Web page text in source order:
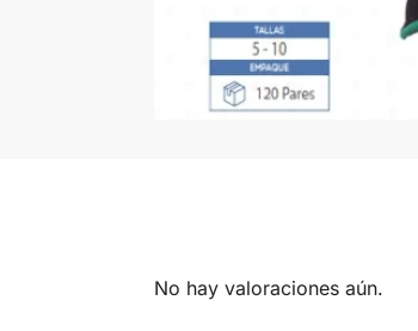
No hay valoraciones aún.